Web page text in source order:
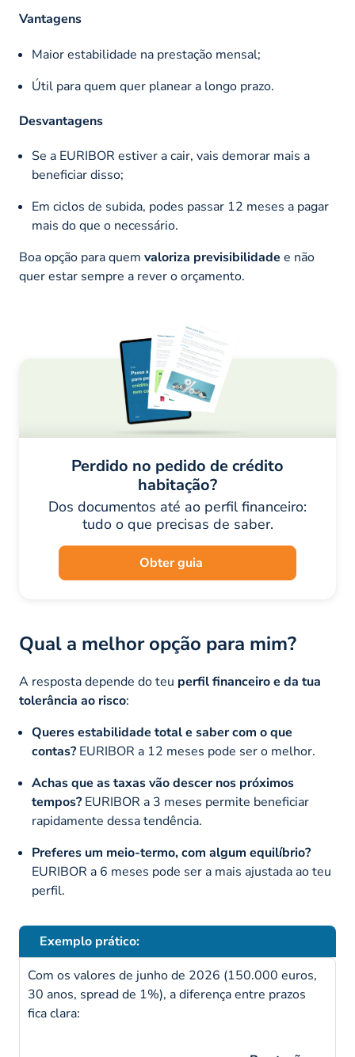
Vantagens
Maior estabilidade na prestação mensal;
Útil para quem quer planear a longo prazo.
Desvantagens
Se a EURIBOR estiver a cair, vais demorar mais a
beneficiar disso;
Em ciclos de subida, podes passar 12 meses a pagar
mais do que o necessário.
Boa opção para quem valoriza previsibilidade e não
quer estar sempre a rever o orçamento.
Perdido no pedido de crédito
habitação?
Dos documentos até ao perfil financeiro:
tudo o que precisas de saber.
Obter guia
Qual a melhor opção para mim?
A resposta depende do teu perfil financeiro e da tua
tolerância ao risco:
Queres estabilidade total e saber com o que
contas? EURIBOR a 12 meses pode ser o melhor.
Achas que as taxas vão descer nos próximos
tempos? EURIBOR a 3 meses permite beneficiar
rapidamente dessa tendência.
Preferes um meio-termo, com algum equilíbrio?
EURIBOR a 6 meses pode ser a mais ajustada ao teu
perfil.
Exemplo prático:
Com os valores de junho de 2026 (150.000 euros,
30 anos, spread de 1%), a diferença entre prazos
fica clara: